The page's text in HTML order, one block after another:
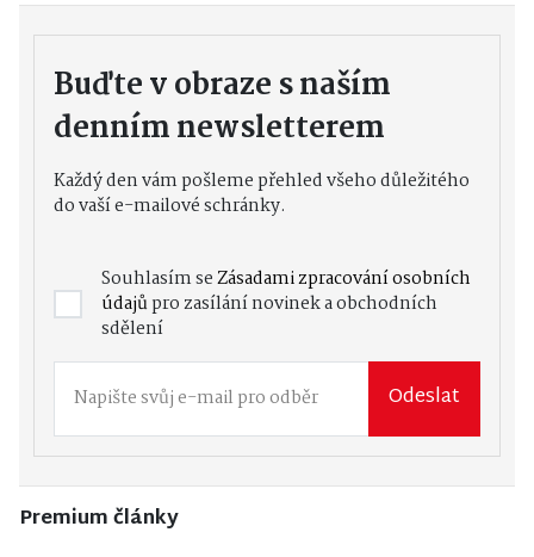
Buďte v obraze s naším
denním newsletterem
Každý den vám pošleme přehled všeho důležitého
do vaší e-mailové schránky.
Souhlasím seZásadami zpracování osobních
údajůpro zasílání novinek a obchodních
sdělení
Odeslat
Premium články